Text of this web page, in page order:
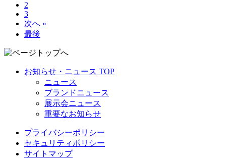
2
3
次へ »
最後
お知らせ・ニュース TOP
ニュース
ブランドニュース
展示会ニュース
重要なお知らせ
プライバシーポリシー
セキュリティポリシー
サイトマップ